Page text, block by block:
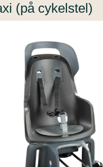
(på cykelstel)